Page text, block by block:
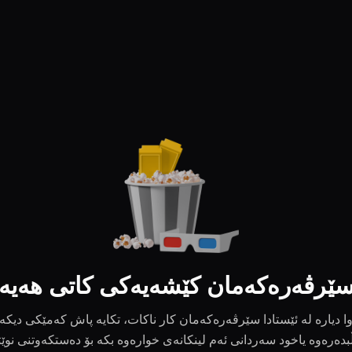
کێشەیەکی کاتی
وا دیارە لە ئێستادا سێرڤەرەکەمان کار ناکات، تکایە پاش کەمێکی دیکە
یاخود سەردانی ئەم لینکانەی خوارەوە بکە بۆ دەستکەوتنی